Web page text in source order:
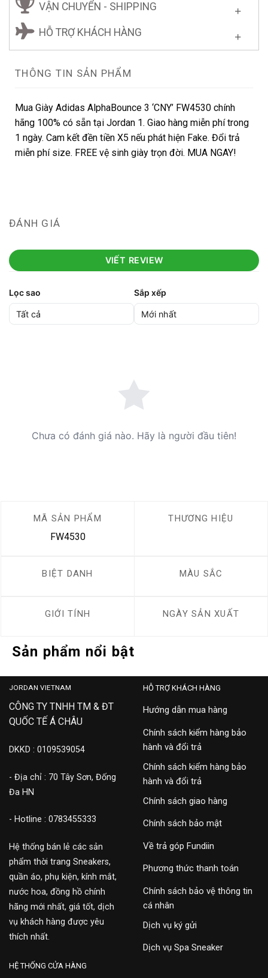
VẬN CHUYỂN - SHIPPING
HỖ TRỢ KHÁCH HÀNG
THÔNG TIN SẢN PHẨM
Mua Giày Adidas AlphaBounce 3 ‘CNY’ FW4530 chính
hãng 100% có sẵn tại Jordan 1. Giao hàng miễn phí trong
1 ngày. Cam kết đền tiền X5 nếu phát hiện Fake. Đổi trả
miễn phí size. FREE vệ sinh giày trọn đời. MUA NGAY!
ĐÁNH GIÁ
VIẾT REVIEW
Lọc sao Sắp xếp
Chưa có đánh giá nào. Hãy là người đầu tiên!
MÃ SẢN PHẨM
FW4530
THƯƠNG HIỆU
BIỆT DANH MÀU SẮC
GIỚI TÍNH NGÀY SẢN XUẤT
Sản phẩm nổi bật
JORDAN VIETNAM
CÔNG TY TNHH TM & ĐT
QUỐC TẾ Á CHÂU
DKKD : 0109539054
- Địa chỉ : 70 Tây Sơn, Đống
Đa HN
- Hotline : 0783455333
Hệ thống bán lẻ các sản
phẩm thời trang Sneakers,
quần áo, phụ kiện, kính mắt,
nước hoa, đồng hồ chính
hãng mới nhất, giá tốt, dịch
vụ khách hàng được yêu
thích nhất.
HỖ TRỢ KHÁCH HÀNG
Hướng dẫn mua hàng
Chính sách kiểm hàng bảo
hành và đổi trả
Chính sách kiểm hàng bảo
hành và đổi trả
Chính sách giao hàng
Chính sách bảo mật
Về trả góp Fundiin
Phương thức thanh toán
Chính sách bảo vệ thông tin
cá nhân
Dịch vụ ký gửi
Dịch vụ Spa Sneaker
HỆ THỐNG CỬA HÀNG